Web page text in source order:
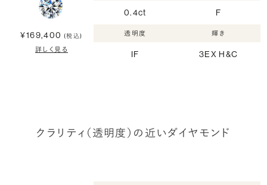
¥169,400 (税込)
詳しく見る
0.4ct F
透明度
IF
輝き
3EX H&C
クラリティ（透明度）の近いダイヤモンド